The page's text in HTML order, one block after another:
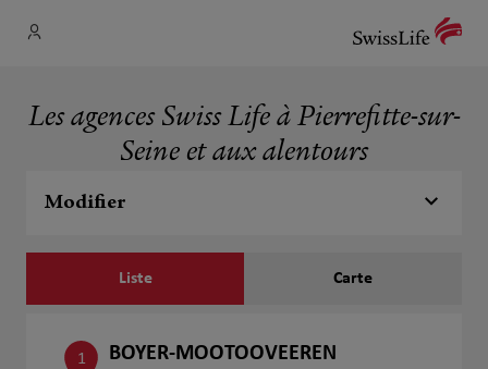
Les agences Swiss Life à Pierrefitte-sur-
Seine et aux alentours
Modifier
Liste Carte
1 BOYER-MOOTOOVEEREN